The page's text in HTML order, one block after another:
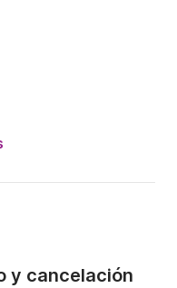
y cancelación